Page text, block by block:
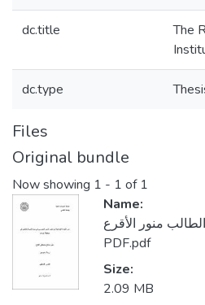
dc.title
The
dc.type
Files
Original bundle
Now showing 1 - 1 of 1
Name:
منور الأقرع
PDF.pdf
Size:
2.09 MB